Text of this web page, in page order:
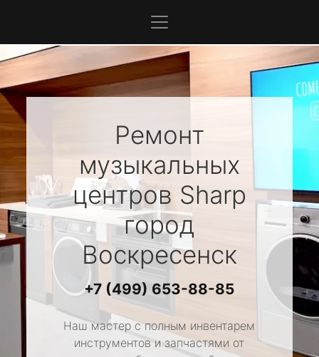
Ремонт
музыкальных
центров Sharp
город
Воскресенск
+7 (499) 653-88-85
Наш мастер с полным инвентарем
инструментов и запчастями от